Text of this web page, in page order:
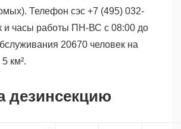
Телефон сэс +7 (495) 032-
и часы работы ПН-ВС с 08:00 до
20670 человек на
км².
дезинсекцию